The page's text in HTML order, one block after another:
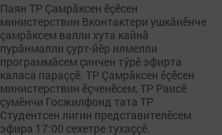
Паян ТР Çамрăксен ӗçӗсен
министерствин Вконтактери ушкăнӗнче
çамрăксем валли хута кайнă
пурăнмалли çурт-йӗр илмелли
программăсем çинчен тӳрӗ эфирта
каласа параççӗ. ТР Çамрăксен ӗçӗсен
министерствин ӗçченӗсем, ТР Раисӗ
çумӗнчи Госжилфонд тата ТР
Студентсен лигин представителӗсем
эфира 17:00 сехетре тухаççӗ.